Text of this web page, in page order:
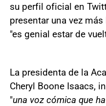
su perfil oficial en
presentar una vez
"es genial estar de
La presidenta de la
Cheryl Boone Isaacs,
"una voz cómica que